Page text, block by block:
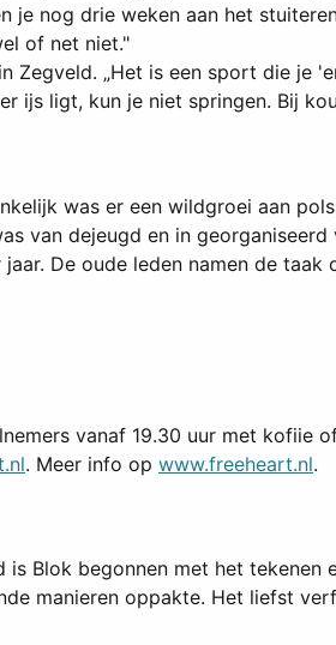
nog drie weken aan het
of net niet."
Zegveld. „Het is een sport die je
ijs ligt, kun je niet springen. Bij
was er een wildgroei aan
van dejeugd en in
De oude leden namen de taak
vanaf 19.30 uur met kofiie
. Meer info op www.freeheart.nl.
Blok begonnen met het tekenen
manieren oppakte. Het liefst